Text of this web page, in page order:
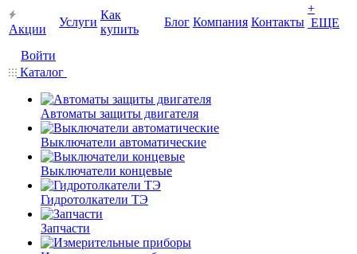
Акции
Услуги
Как
купить
Блог Компания Контакты
+
ЕЩЕ
Войти
Каталог
Автоматы защиты двигателя
Выключатели автоматические
Выключатели концевые
Гидротолкатели ТЭ
Запчасти